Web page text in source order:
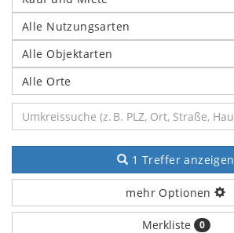
Alle Nutzungsarten
Alle Objektarten
Alle Orte
1 Treffer anzeigen
mehr Optionen
Merkliste 0